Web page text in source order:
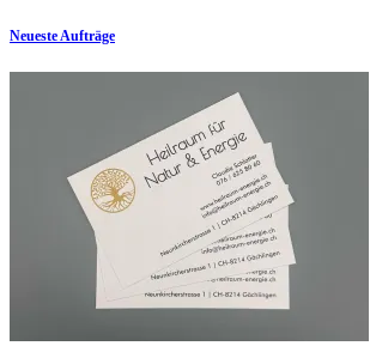
Neueste Aufträge